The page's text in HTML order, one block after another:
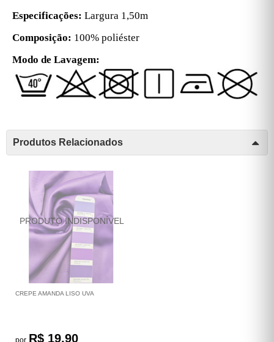
Especificações: Largura 1,50m
Composição: 100% poliéster
Modo de Lavagem:
Produtos Relacionados
CREPE AMANDA LISO UVA
R$ 19,90